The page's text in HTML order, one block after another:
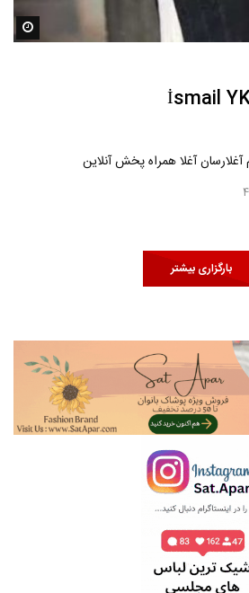
İsmail
آغلارسان آغلا همراه پخش آنلاین
4
بارگزاری بیشتر